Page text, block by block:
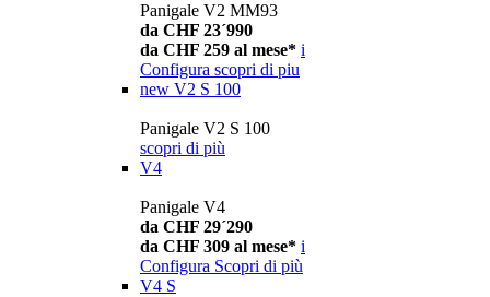
Panigale V2 MM93
da CHF 23´990
da CHF 259 al mese* i
Configura scopri di piu
new V2 S 100
Panigale V2 S 100
scopri di più
V4
Panigale V4
da CHF 29´290
da CHF 309 al mese* i
Configura Scopri di più
V4 S